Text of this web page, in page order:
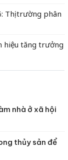
Thị trường phân
hiệu tăng trưởng
nhà ở xã hội
thủy sản để